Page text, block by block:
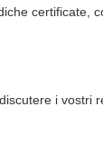
certificate,
i vostri